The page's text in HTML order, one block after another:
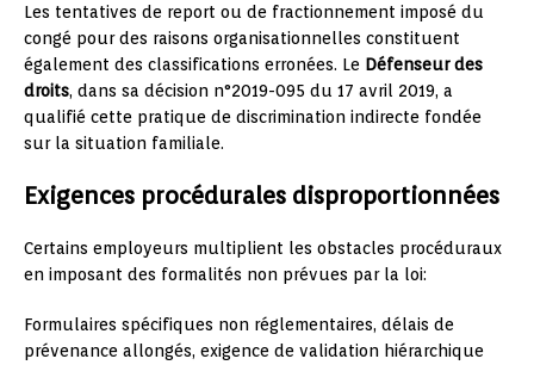
Les tentatives de report ou de fractionnement imposé du
congé pour des raisons organisationnelles constituent
également des classifications erronées. Le Défenseur des
droits, dans sa décision n°2019-095 du 17 avril 2019, a
qualifié cette pratique de discrimination indirecte fondée
sur la situation familiale.
Exigences procédurales disproportionnées
Certains employeurs multiplient les obstacles procéduraux
en imposant des formalités non prévues par la loi:
Formulaires spécifiques non réglementaires, délais de
prévenance allongés, exigence de validation hiérarchique